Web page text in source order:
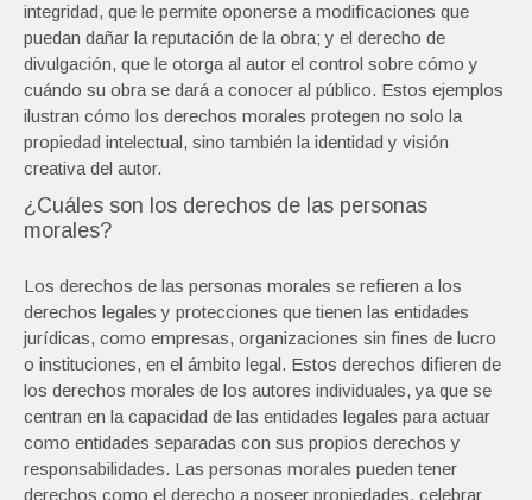
integridad, que le permite oponerse a modificaciones que
puedan dañar la reputación de la obra; y el derecho de
divulgación, que le otorga al autor el control sobre cómo y
cuándo su obra se dará a conocer al público. Estos ejemplos
ilustran cómo los derechos morales protegen no solo la
propiedad intelectual, sino también la identidad y visión
creativa del autor.
¿Cuáles son los derechos de las personas
morales?
Los derechos de las personas morales se refieren a los
derechos legales y protecciones que tienen las entidades
jurídicas, como empresas, organizaciones sin fines de lucro
o instituciones, en el ámbito legal. Estos derechos difieren de
los derechos morales de los autores individuales, ya que se
centran en la capacidad de las entidades legales para actuar
como entidades separadas con sus propios derechos y
responsabilidades. Las personas morales pueden tener
derechos como el derecho a poseer propiedades, celebrar